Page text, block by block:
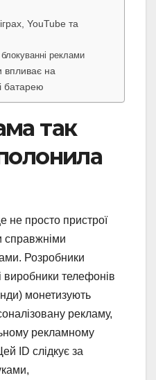
YouTube та
реклами
впливає на
батарею
так
просто пристрої
справжніми
Розробники
виробники телефонів
монетизують
рекламу,
рекламному
ID слідкує за